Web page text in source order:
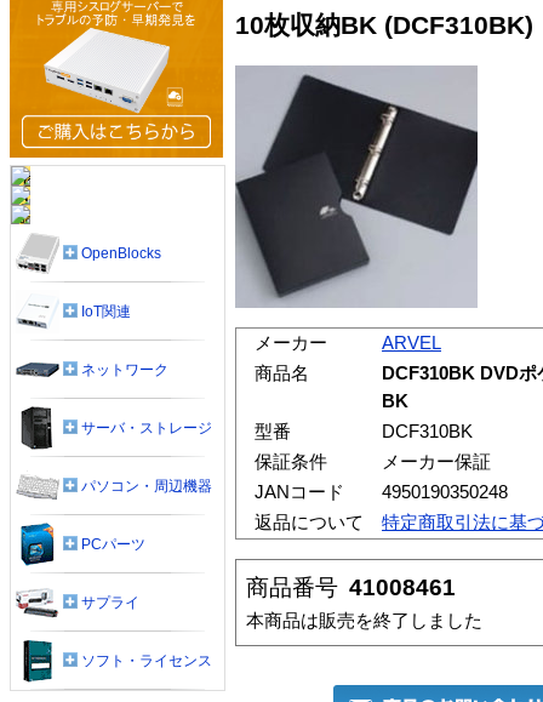
10枚収納BK (DCF310BK)
メーカー
ARVEL
商品名
DCF310BK DVD
BK
型番
DCF310BK
保証条件
メーカー保証
JANコード
4950190350248
返品について
特定商取引法に基
商品番号 41008461
本商品は販売を終了しました
OpenBlocks
IoT関連
ネットワーク
サーバ・ストレージ
パソコン・周辺機器
PCパーツ
サプライ
ソフト・ライセンス